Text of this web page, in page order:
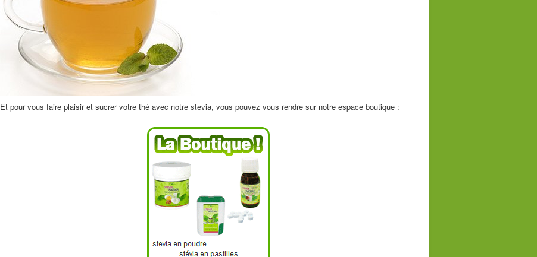
Et pour vous faire plaisir et sucrer votre thé avec notre stevia, vous pouvez vous rendre sur notre espace boutique :